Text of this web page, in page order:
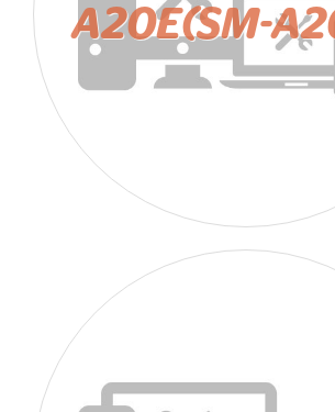
A20E(SM-